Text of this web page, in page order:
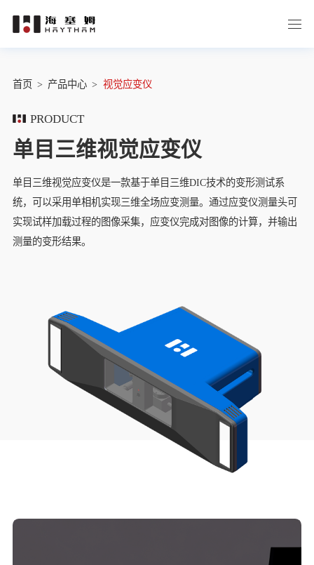
PRODUCT
单目三维视觉应变仪
单目三维视觉应变仪是一款基于单目三维DIC技术的变形测试系
统，可以采用单相机实现三维全场应变测量。通过应变仪测量头可
实现试样加载过程的图像采集，应变仪完成对图像的计算，并输出
测量的变形结果。
首页 > 产品中心 > 视觉应变仪